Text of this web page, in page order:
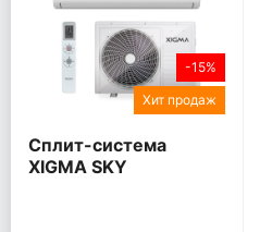
-15%
Хит продаж
Сплит-система
XIGMA SKY